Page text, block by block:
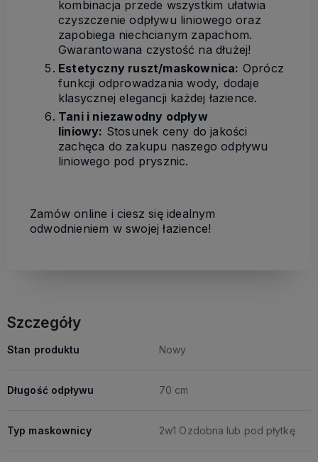
kombinacja przede wszystkim ułatwia
czyszczenie odpływu liniowego oraz
zapobiega niechcianym zapachom.
Gwarantowana czystość na dłużej!
Estetyczny ruszt/maskownica: Oprócz
funkcji odprowadzania wody, dodaje
klasycznej elegancji każdej łazience.
Tani i niezawodny odpływ
liniowy: Stosunek ceny do jakości
zachęca do zakupu naszego odpływu
liniowego pod prysznic.
Zamów online i ciesz się idealnym
odwodnieniem w swojej łazience!
Szczegóły
Stan produktu Nowy
Długość odpływu 70 cm
Typ maskownicy 2w1 Ozdobna lub pod płytkę